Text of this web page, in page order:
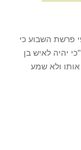
פרשת השבוע כי
יהיה לאיש בן
אותו ולא שמע